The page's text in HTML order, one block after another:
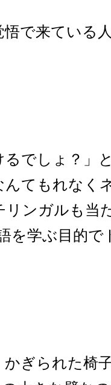
で来ている
るでしょ？」
んてもれなく
リンガルも当
を学ぶ目的で
ぎられた椅